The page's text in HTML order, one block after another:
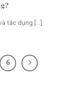
tác dụng [...]
6